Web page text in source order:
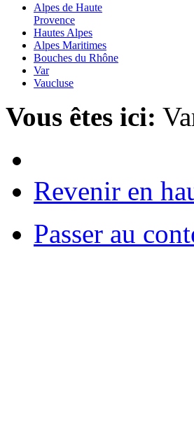
Alpes de Haute
Provence
Hautes Alpes
Alpes Maritimes
Bouches du Rhône
Var
Vaucluse
Vous êtes ici:
Revenir en
Passer au